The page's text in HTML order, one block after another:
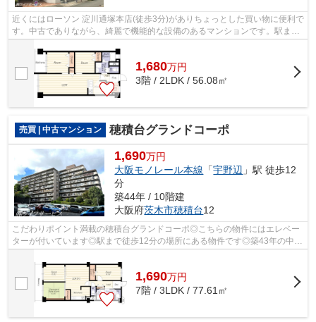
近くにはローソン 淀川通塚本店(徒歩3分)がありちょっとした買い物に便利で
す。中古でありながら、綺麗で機能的な設備のあるマンションです。駅まで
徒歩9分の場所にある物件です。こち...
1,680万円
3階 / 2LDK / 56.08㎡
売買 | 中古マンション 穂積台グランドコーポ
1,690万円
大阪モノレール本線 「宇野辺 」駅 徒歩12
分
築44年 / 10階建
大阪府茨木市穂積台12
こだわりポイント満載の穂積台グランドコーポ◎こちらの物件にはエレベー
ターが付いています◎駅まで徒歩12分の場所にある物件です◎築43年の中古
マンションです◎茨木市エリアの情報を知...
1,690万円
7階 / 3LDK / 77.61㎡